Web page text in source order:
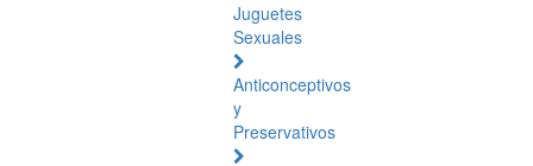
Juguetes
Sexuales
Anticonceptivos
y
Preservativos